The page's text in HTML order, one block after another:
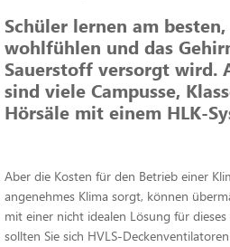
Schüler lernen am
wohlfühlen und das
Sauerstoff versorgt wird.
sind viele Campusse,
Hörsäle mit einem HLK-
Aber die Kosten für den Betrieb einer
angenehmes Klima sorgt, können
mit einer nicht idealen Lösung für
sollten Sie sich HVLS-